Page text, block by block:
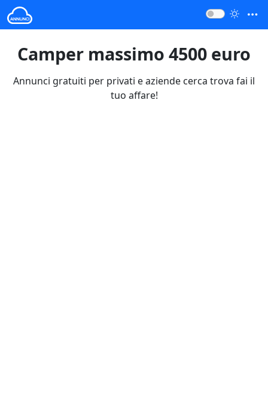
Camper massimo 4500 euro
Annunci gratuiti per privati e aziende cerca trova fai il
tuo affare!